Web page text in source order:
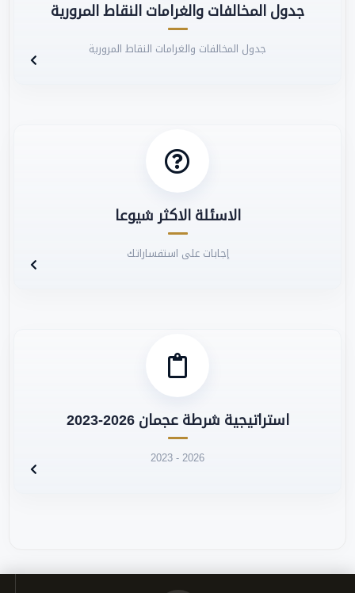
جدول المخالفات والغرامات النقاط المرورية
جدول المخالفات والغرامات النقاط المرورية
الاسئلة الاكثر شيوعا
إجابات على استفساراتك
استراتيجية شرطة عجمان 2026-2023
2023 - 2026